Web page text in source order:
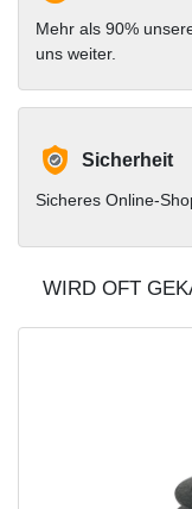
Mehr als 90%
uns weiter.
Sicherheit
Sicheres Online-
WIRD OFT